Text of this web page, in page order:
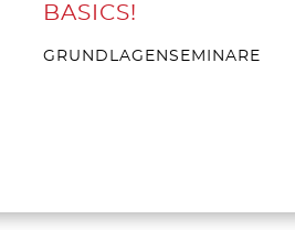
BASICS!
GRUNDLAGENSEMINARE